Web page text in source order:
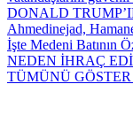
DONALD
Ahmedinejad,
İşte Medeni Batının
NEDEN İHRAÇ
TÜMÜNÜ